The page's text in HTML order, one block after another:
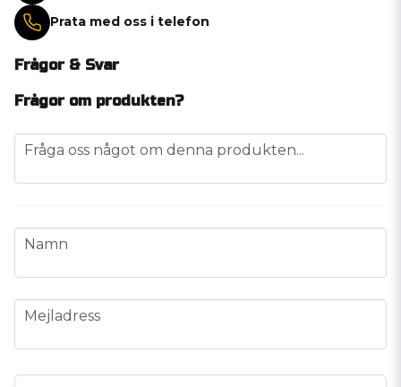
Prata med oss i telefon
Frågor & Svar
Frågor om produkten?
question
Fråga oss något om denna produkten...
name
Namn
email
Mejladress